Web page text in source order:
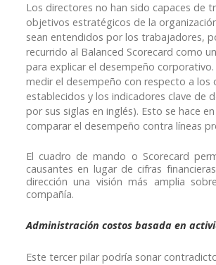
Los directores no han sido capaces de
objetivos estratégicos de la
sean entendidos por los trabajadores,
recurrido al Balanced Scorecard como
para explicar el desempeño
medir el desempeño con respecto a los
establecidos y los indicadores clave de
por sus siglas en inglés). Esto se hace
comparar el desempeño contra líneas
El cuadro de mando o Scorecard
causantes en lugar de cifras
dirección una visión más amplia
compañía.
Administración costos basada en
Este tercer pilar podría sonar